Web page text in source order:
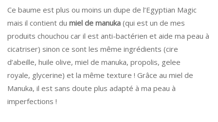
Ce baume est plus ou moins un dupe de l’Egyptian Magic
mais il contient du miel de manuka (qui est un de mes
produits chouchou car il est anti-bactérien et aide ma peau à
cicatriser) sinon ce sont les même ingrédients (cire
d’abeille, huile olive, miel de manuka, propolis, gelee
royale, glycerine) et la même texture ! Grâce au miel de
Manuka, il est sans doute plus adapté à ma peau à
imperfections !